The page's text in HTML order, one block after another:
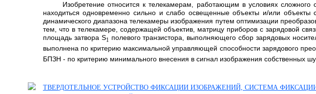
Изобретение относится к телекамерам, работающим в условиях
находиться одновременно сильно и слабо освещенные объекты и/или объекты
динамического диапазона телекамеры изображения путем оптимизации
тем, что в телекамере, содержащей объектив, матрицу приборов с зарядовой
площадь затвора S1 полевого транзистора, выполняющего сбор зарядовых
выполнена по критерию максимальной управляющей способности зарядового
БПЗН - по критерию минимального внесения в сигнал изображения собственных
ТВЕРДОТЕЛЬНОЕ УСТРОЙСТВО ФИКСАЦИИ ИЗОБРАЖЕНИЙ, СИСТЕМА